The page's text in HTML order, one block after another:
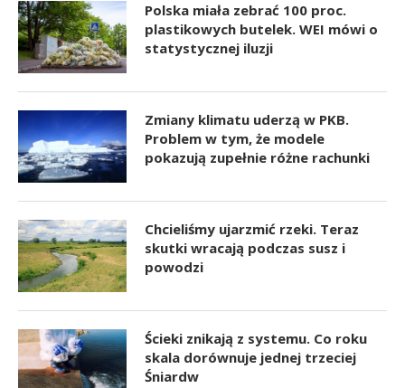
Polska miała zebrać 100 proc.
plastikowych butelek. WEI mówi o
statystycznej iluzji
Zmiany klimatu uderzą w PKB.
Problem w tym, że modele
pokazują zupełnie różne rachunki
Chcieliśmy ujarzmić rzeki. Teraz
skutki wracają podczas susz i
powodzi
Ścieki znikają z systemu. Co roku
skala dorównuje jednej trzeciej
Śniardw